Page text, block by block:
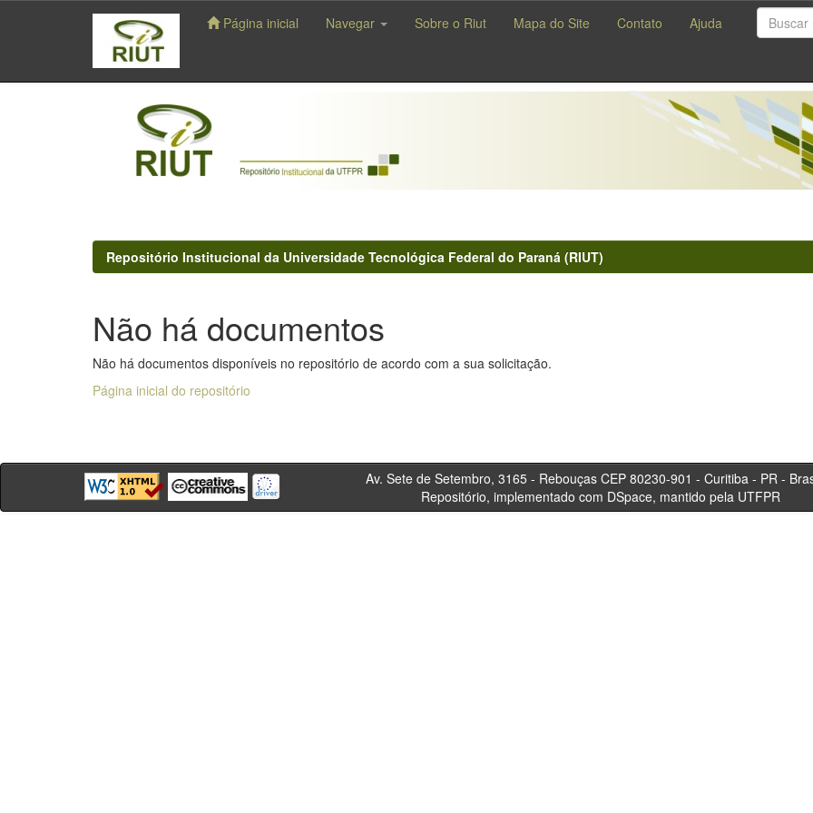
navigation
Página inicial Navegar Sobre o Riut Mapa do Site Contato Ajuda
Repositório Institucional da Universidade Tecnológica Federal do Paraná (RIUT)
Não há documentos
Não há documentos disponíveis no repositório de acordo com a sua solicitação.
Página inicial do repositório
Av. Sete de Setembro, 3165 - Rebouças CEP 80230-901 -
Repositório, implementado com DSpace, mantido pela UTFPR